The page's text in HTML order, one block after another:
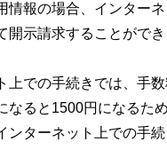
情報の場合、インター
開示請求することができ
上での手続きでは、手
なると1500円になるた
ンターネット上での手